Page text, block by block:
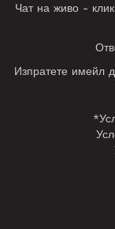
Чат на живо -
Изпратете имейл